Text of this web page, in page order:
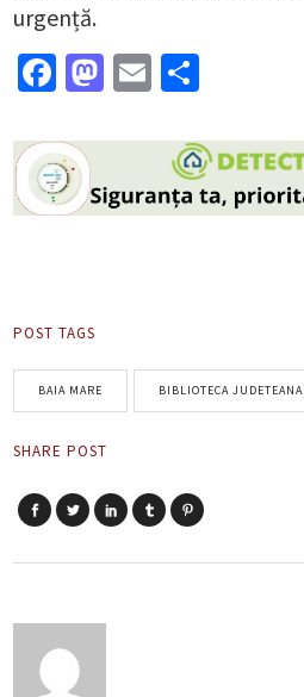
urgență.
Facebook
Mastodon
Email
POST TAGS
BAIA MARE BIBLIOTECA JUDETEANA
SHARE POST